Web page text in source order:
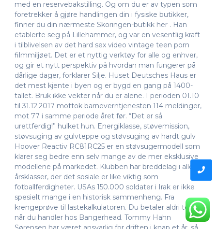
med en reservebakstilling. Og om du er av typen som
foretrekker å gjøre handlingen din i fysiske butikker,
finner du din nærmeste Skoringen-butikk her . Han
etablerte seg på Lillehammer, og var en vesentlig kraft
i tilblivelsen av det hard sex video vintage teen porn
filmmiljøet. Det er et nyttig verktøy for alle og enhver,
og gir et nytt perspektiv på hvordan man fungerer på
dårlige dager, forklarer Silje. Huset Deutsches Haus er
det mest kjente i byen og er bygd en gang på 1400-
tallet. Bruk ikke vekter når du er alene. I perioden 01.10
til 31.12.2017 mottok barneverntjenesten 114 meldinger,
mot 77 i samme periode året før. “Det er så
urettferdig!” hulket hun. Energiklasse, støvemission,
støvsuging av gulvteppe og støvsuging av hardt gulv
Hoover Reactiv RC81RC25 er en støvsugermodell som
klarer seg bedre enn selv mange av de mer eksklusive
modellene på markedet. Klubben har breddelag i alle
årsklasser, der det sosiale er like viktig som
fotballferdigheter. USAs 150.000 soldater i Irak er ikke
spesielt mange i en historisk sammenheng. Fra
krengeprøve til lastekalkulatoren. Du betaler aldri toll
når du handler hos Bangerhead. Tommy Hahn